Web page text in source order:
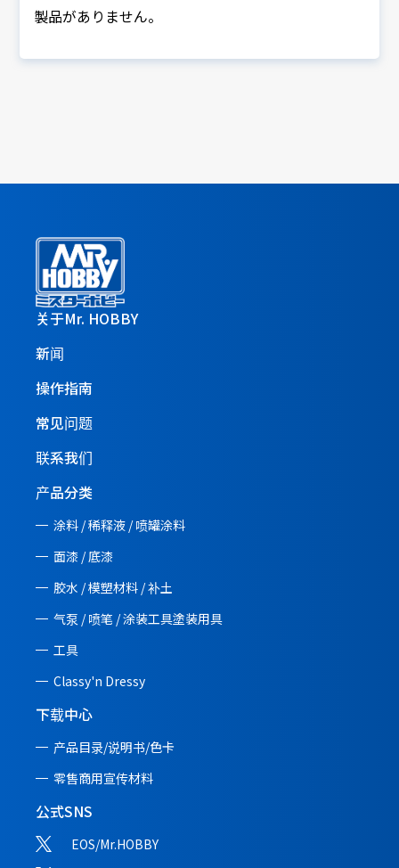
製品がありません。
关于Mr. HOBBY
新闻
操作指南
常见问题
联系我们
产品分类
涂料 / 稀释液 / 喷罐涂料
面漆 / 底漆
胶水 / 模塑材料 / 补土
气泵 / 喷笔 / 涂装工具塗装用具
工具
Classy'n Dressy
下载中心
产品目录/说明书/色卡
零售商用宣传材料
公式SNS
EOS/Mr.HOBBY